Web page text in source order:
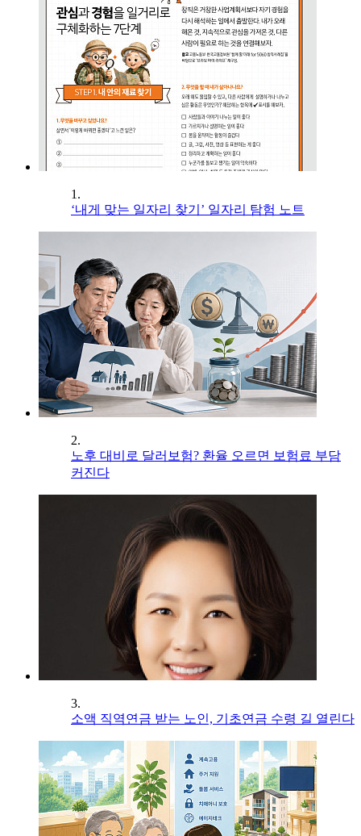
1.
‘내게 맞는 일자리 찾기’ 일자리 탐험 노트
2.
노후 대비로 달러보험? 환율 오르면 보험료 부담
커진다
3.
소액 직역연금 받는 노인, 기초연금 수령 길 열린다